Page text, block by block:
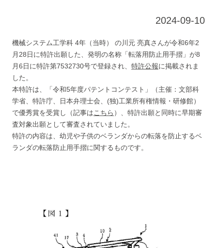
2024-09-10
機械システム工学科 4年（当時） の川元 亮真さんが令和6年2
月28日に特許出願した、発明の名称「転落用防止用手摺」が8
月6日に特許第7532730号で登録され、 特許公報に掲載されま
した。
本特許は、「令和5年度パテントコンテスト」（主催：文部科
学省、特許庁、日本弁理士会、(独)工業所有権情報・研修館）
で優秀賞を受賞し（記事はこちら ）、特許出願と同時に早期審
査対象出願として審査されていました。
特許の内容は、幼児や子供のベランダからの転落を防止するベ
ランダの転落防止用手摺に関するものです。